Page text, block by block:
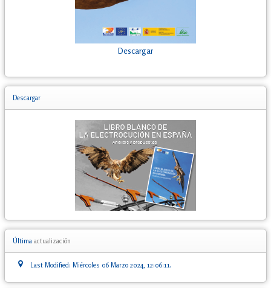
Descargar
Descargar
Última actualización
Last Modified: Miércoles 06 Marzo 2024, 12:06:11.